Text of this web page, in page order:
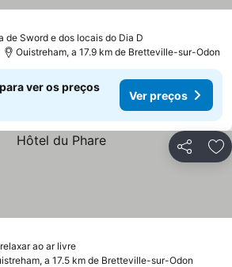
de Sword e dos locais do Dia D
Ouistreham, a 17.9 km de Bretteville-sur-Odon
ver os preços
Ver preços
Partilhar
ao ar livre
a 17.5 km de Bretteville-sur-Odon